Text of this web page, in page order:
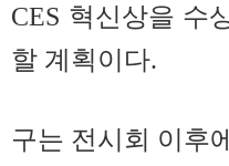
CES 혁신상을 수
할 계획이다.
구는 전시회 이후